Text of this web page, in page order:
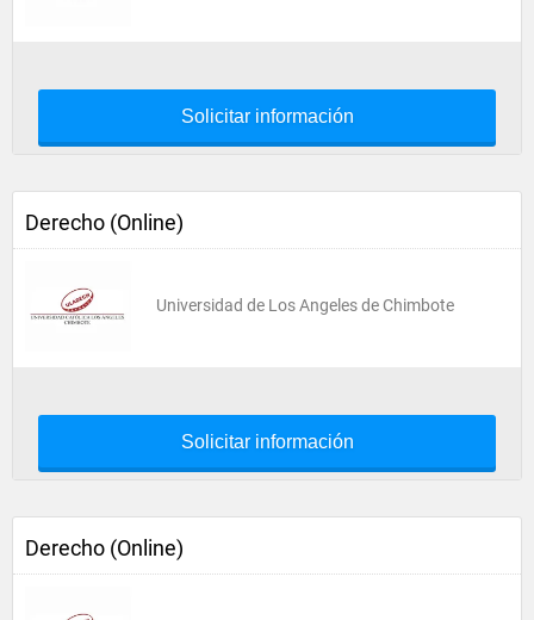
Solicitar información
Derecho (Online)
Universidad de Los Angeles de Chimbote
Solicitar información
Derecho (Online)